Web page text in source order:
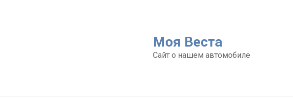
Моя Веста
Сайт о нашем автомобиле